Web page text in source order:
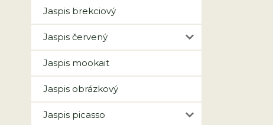
Jaspis brekciový
Jaspis červený
Jaspis mookait
Jaspis obrázkový
Jaspis picasso